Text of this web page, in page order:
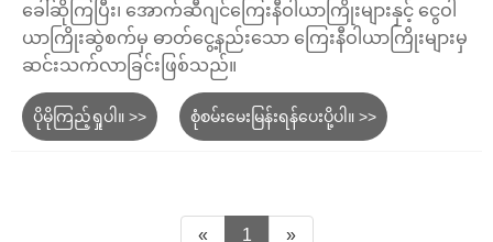
ခေါ်ဆိုကြပြီး၊ အောက်ဆီဂျင်ကြေးနီဝါယာကြိုးများနှင့် ငွေဝါ
ယာကြိုးဆွဲစက်မှ ဓာတ်ငွေ့နည်းသော ကြေးနီဝါယာကြိုးများမှ
ဆင်းသက်လာခြင်းဖြစ်သည်။
ပိုမိုကြည့်ရှုပါ။ >> စုံစမ်းမေးမြန်းရန်ပေးပို့ပါ။ >>
« 1 »